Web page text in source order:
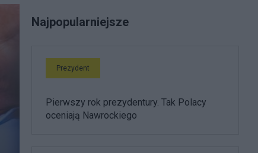
Najpopularniejsze
Prezydent
Pierwszy rok prezydentury. Tak Polacy
oceniają Nawrockiego